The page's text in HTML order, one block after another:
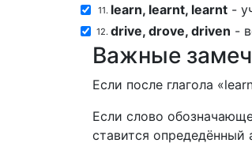
11. learn, learnt, learnt -
12. drive, drove, driven -
Важные
Если после глагола
Если слово
ставится опредедённый